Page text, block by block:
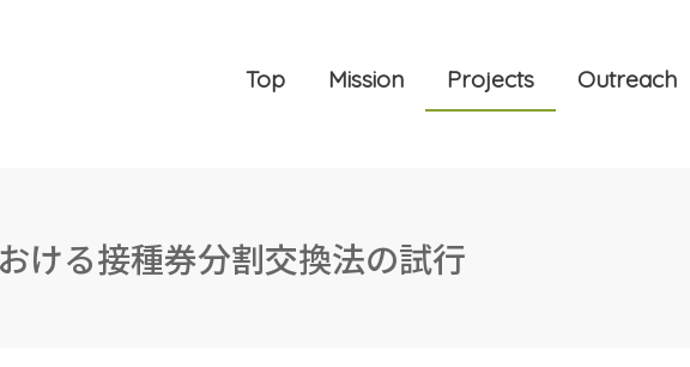
Top Mission Projects Outreach
ける接種券分割交換法の試行